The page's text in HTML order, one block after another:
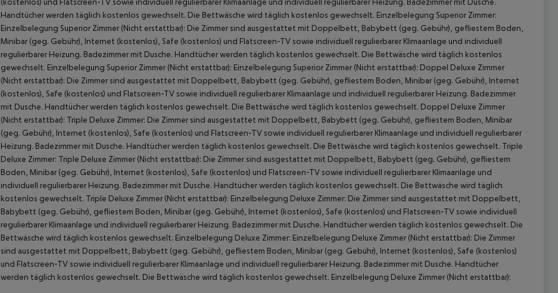
Handtücher werden täglich kostenlos gewechselt. Die Bettwäsche wird täglich kostenlos gewechselt. Einzelbelegung Superior Zimmer:
Einzelbelegung Superior Zimmer (Nicht erstattbar): Die Zimmer sind ausgestattet mit Doppelbett, Babybett (geg. Gebühr), gefliestem Boden,
Minibar (geg. Gebühr), Internet (kostenlos), Safe (kostenlos) und Flatscreen-TV sowie individuell regulierbarer Klimaanlage und individuell
regulierbarer Heizung. Badezimmer mit Dusche. Handtücher werden täglich kostenlos gewechselt. Die Bettwäsche wird täglich kostenlos
gewechselt. Einzelbelegung Superior Zimmer (Nicht erstattbar): Einzelbelegung Superior Zimmer (Nicht erstattbar): Doppel Deluxe Zimmer
(Nicht erstattbar): Die Zimmer sind ausgestattet mit Doppelbett, Babybett (geg. Gebühr), gefliestem Boden, Minibar (geg. Gebühr), Internet
(kostenlos), Safe (kostenlos) und Flatscreen-TV sowie individuell regulierbarer Klimaanlage und individuell regulierbarer Heizung. Badezimmer
mit Dusche. Handtücher werden täglich kostenlos gewechselt. Die Bettwäsche wird täglich kostenlos gewechselt. Doppel Deluxe Zimmer
(Nicht erstattbar): Triple Deluxe Zimmer: Die Zimmer sind ausgestattet mit Doppelbett, Babybett (geg. Gebühr), gefliestem Boden, Minibar
(geg. Gebühr), Internet (kostenlos), Safe (kostenlos) und Flatscreen-TV sowie individuell regulierbarer Klimaanlage und individuell regulierbarer
Heizung. Badezimmer mit Dusche. Handtücher werden täglich kostenlos gewechselt. Die Bettwäsche wird täglich kostenlos gewechselt. Triple
Deluxe Zimmer: Triple Deluxe Zimmer (Nicht erstattbar): Die Zimmer sind ausgestattet mit Doppelbett, Babybett (geg. Gebühr), gefliestem
Boden, Minibar (geg. Gebühr), Internet (kostenlos), Safe (kostenlos) und Flatscreen-TV sowie individuell regulierbarer Klimaanlage und
individuell regulierbarer Heizung. Badezimmer mit Dusche. Handtücher werden täglich kostenlos gewechselt. Die Bettwäsche wird täglich
kostenlos gewechselt. Triple Deluxe Zimmer (Nicht erstattbar): Einzelbelegung Deluxe Zimmer: Die Zimmer sind ausgestattet mit Doppelbett,
Babybett (geg. Gebühr), gefliestem Boden, Minibar (geg. Gebühr), Internet (kostenlos), Safe (kostenlos) und Flatscreen-TV sowie individuell
regulierbarer Klimaanlage und individuell regulierbarer Heizung. Badezimmer mit Dusche. Handtücher werden täglich kostenlos gewechselt. Die
Bettwäsche wird täglich kostenlos gewechselt. Einzelbelegung Deluxe Zimmer: Einzelbelegung Deluxe Zimmer (Nicht erstattbar): Die Zimmer
sind ausgestattet mit Doppelbett, Babybett (geg. Gebühr), gefliestem Boden, Minibar (geg. Gebühr), Internet (kostenlos), Safe (kostenlos)
und Flatscreen-TV sowie individuell regulierbarer Klimaanlage und individuell regulierbarer Heizung. Badezimmer mit Dusche. Handtücher
werden täglich kostenlos gewechselt. Die Bettwäsche wird täglich kostenlos gewechselt. Einzelbelegung Deluxe Zimmer (Nicht erstattbar):